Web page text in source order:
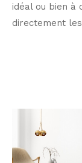
idéal ou bien à
directement